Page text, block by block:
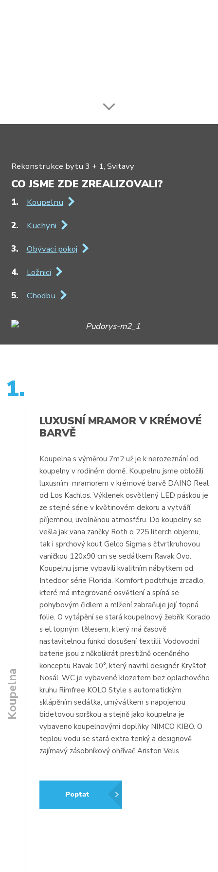
Rekonstrukce bytu 3 + 1, Svitavy
CO JSME ZDE ZREALIZOVALI?
Koupelnu
Kuchyni
Obývací pokoj
Ložnici
Chodbu
1.
Koupelna
LUXUSNÍ MRAMOR V KRÉMOVÉ
BARVĚ
Koupelna s výměrou 7m2 už je k nerozeznání od
koupelny v rodiném domě. Koupelnu jsme obložili
luxusním mramorem v krémové barvě DAINO Real
od Los Kachlos. Výklenek osvětlený LED páskou je
ze stejné série v květinovém dekoru a vytváří
příjemnou, uvolněnou atmosféru. Do koupelny se
vešla jak vana zančky Roth o 225 literch objemu,
tak i sprchový kout Gelco Sigma s čtvrtkruhovou
vaničkou 120x90 cm se sedátkem Ravak Ovo.
Koupelnu jsme vybavili kvalitním nábytkem od
Intedoor série Florida. Komfort podtrhuje zrcadlo,
které má integrované osvětlení a spíná se
pohybovým čidlem a mlžení zabraňuje její topná
folie. O vytápění se stará koupelnový žebřík Korado
s el.topným tělesem, který má časově
nastavitelnou funkci dosušení textilií. Vodovodní
baterie jsou z několikrát prestižně oceněného
konceptu Ravak 10°, který navrhl designér Kryštof
Nosál. WC je vybavené klozetem bez oplachového
kruhu Rimfree KOLO Style s automatickým
sklápěním sedátka, umývátkem s napojenou
bidetovou sprškou a stejně jako koupelna je
vybaveno koupelnovými doplňky NIMCO KIBO. O
teplou vodu se stará extra tenký a designově
zajímavý zásobníkový ohřívač Ariston Velis.
Poptat